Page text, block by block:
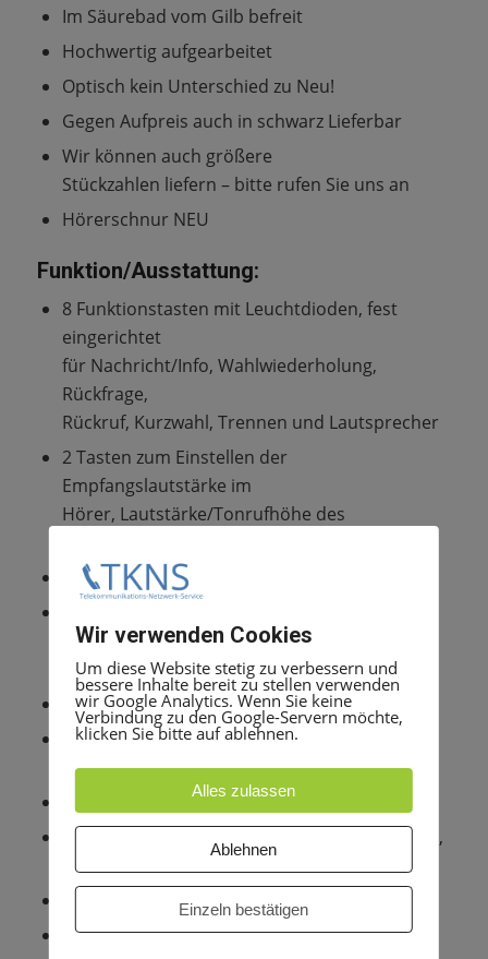
Im Säurebad vom Gilb befreit
Hochwertig aufgearbeitet
Optisch kein Unterschied zu Neu!
Gegen Aufpreis auch in schwarz Lieferbar
Wir können auch größere
Stückzahlen liefern – bitte rufen Sie uns an
Hörerschnur NEU
Funktion/Ausstattung:
8 Funktionstasten mit Leuchtdioden, fest
eingerichtet
für Nachricht/Info, Wahlwiederholung,
Rückfrage,
Rückruf, Kurzwahl, Trennen und Lautsprecher
2 Tasten zum Einstellen der
Empfangslautstärke im
Hörer, Lautstärke/Tonrufhöhe des
Lauthören
ISDN,
-data oder -phoneadapter)
Wahl bei aufliegendem Hörer
Weitere Funktionen werden über Kennziffern
aktiviert
Zur Wandmontage geeignet
Abmessungen (B/H/T in mm): 151/253/74(106),
Gewicht: 725 g
Erhältlich in warmgrau
Der Optiset basic 100 E 150 E 300 E ist gegen
Wir verwenden Cookies
Um diese Website stetig zu verbessern und
bessere Inhalte bereit zu stellen verwenden
wir Google Analytics. Wenn Sie keine
Verbindung zu den Google-Servern möchte,
klicken Sie bitte auf ablehnen.
Alles zulassen
Ablehnen
Einzeln bestätigen